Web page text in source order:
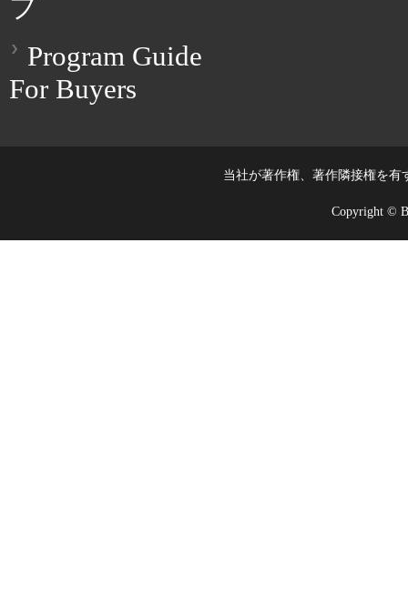
プ
Program Guide
For Buyers
当社が著作権、著作隣接権を
Copyright ©